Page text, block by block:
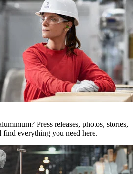
Press releases, photos, stories,
everything you need here.